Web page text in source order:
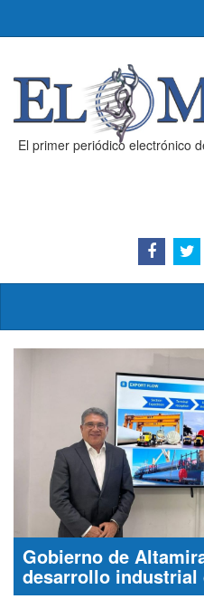
El primer periódico electrónico
Gobierno de
desarrollo industrial